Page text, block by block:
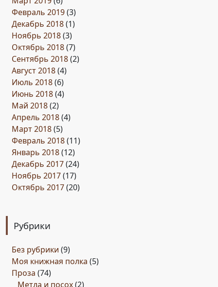
Февраль 2019(3)
Декабрь 2018(1)
Ноябрь 2018(3)
Октябрь 2018(7)
Сентябрь 2018(2)
Август 2018(4)
Июль 2018(6)
Июнь 2018(4)
Май 2018(2)
Апрель 2018(4)
Март 2018(5)
Февраль 2018(11)
Январь 2018(12)
Декабрь 2017(24)
Ноябрь 2017(17)
Октябрь 2017(20)
Рубрики
Без рубрики (9)
Моя книжная полка (5)
Проза (74)
Метла и посох(2)